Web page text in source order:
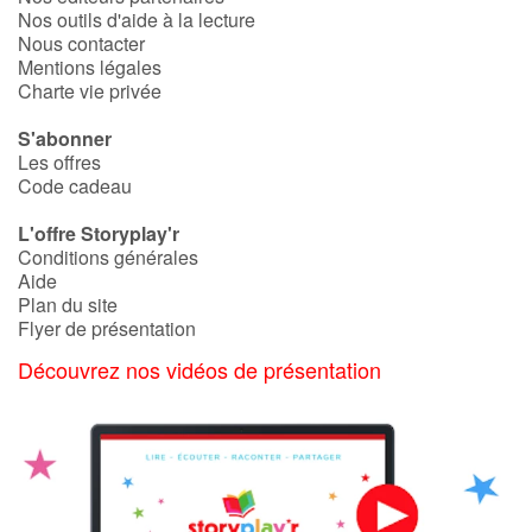
Catalogue anglais
Contraste +
Aide
Accueil
Famille
Médiathèques
Vidéos & Tutoriaux
Nos outils d'aide à la lecture
Nous contacter
Mentions légales
Charte vie privée
S'abonner
Les offres
Code cadeau
L'offre Storyplay'r
Conditions générales
Aide
Plan du site
Flyer de présentation
Découvrez nos vidéos de présentation